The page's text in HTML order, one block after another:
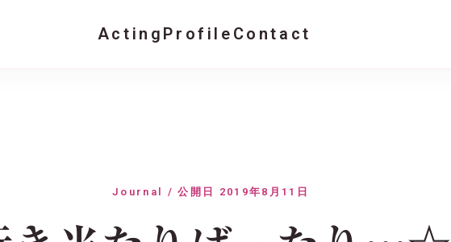
Acting Profile Contact
Journal / 公開日 2019年8月11日